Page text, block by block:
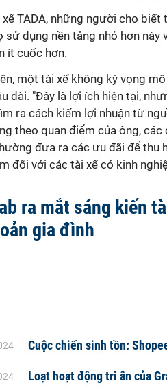
xế TADA, những người cho
sử dụng nền tảng nhỏ hơn này
ít cuốc hơn.
một tài xế không kỳ vọng
dài. "Đây là lợi ích hiện tại,
ra cách kiếm lợi nhuận từ
theo quan điểm của ông,
đưa ra các ưu đãi để thu
đối với các tài xế có kinh
ra mắt sáng kiến
gia đình
Cuộc chiến sinh tồn:
Loạt hoạt động tri ân của